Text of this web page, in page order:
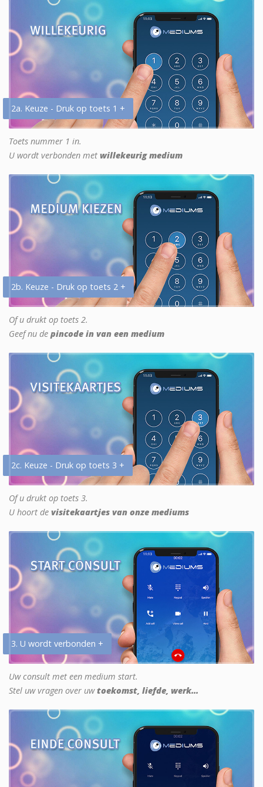
2a. Keuze - Druk op toets 1 +
Toets nummer 1 in.
U wordt verbonden met willekeurig medium
2b. Keuze - Druk op toets 2 +
Of u drukt op toets 2.
Geef nu de pincode in van een medium
2c. Keuze - Druk op toets 3 +
Of u drukt op toets 3.
U hoort de visitekaartjes van onze mediums
3. U wordt verbonden +
Uw consult met een medium start.
Stel uw vragen over uwtoekomst, liefde, werk...